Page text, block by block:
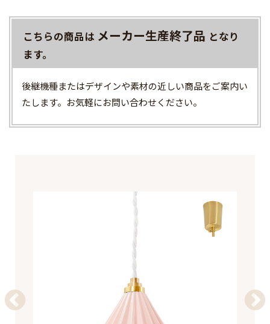
こちらの商品は メーカー生産終了品 となり
ます。
後継機種またはデザインや素材の近しい商品をご案内い
たします。お気軽にお問い合わせください。